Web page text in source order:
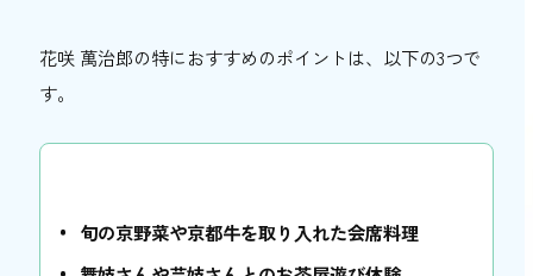
おすすめ
関西おでかけ手帖とは
花咲 萬治郎の特におすすめのポイントは、以下の3つで
す。
旬の京野菜や京都牛を取り入れた会席料理